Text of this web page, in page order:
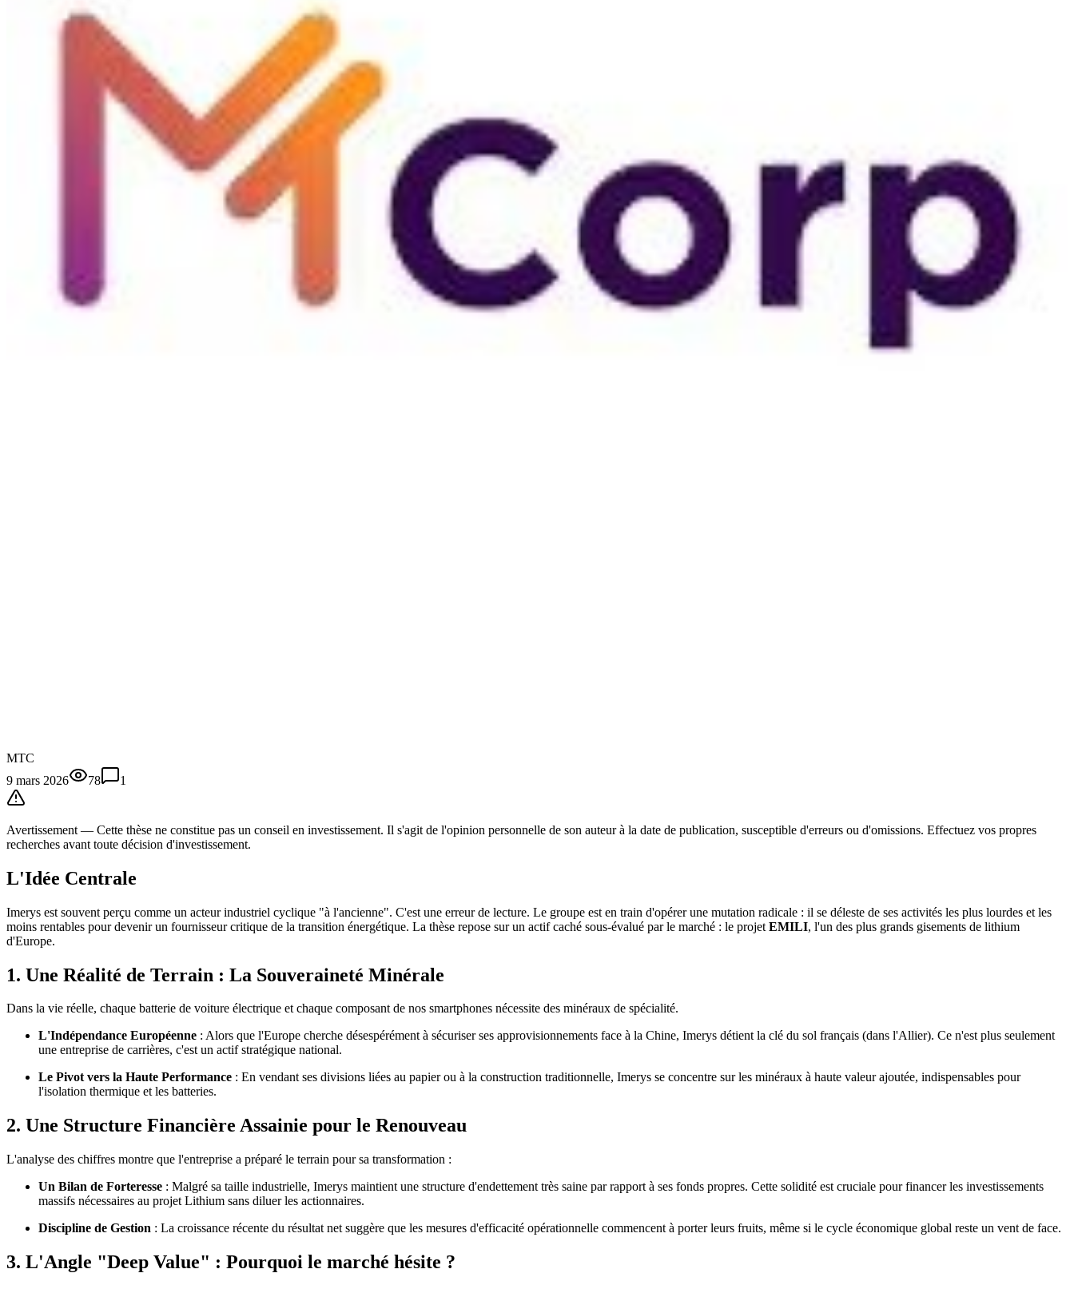
MTC
9 mars 2026
78 1
Avertissement — Cette thèse ne constitue pas un conseil en investissement. Il s'agit de l'opinion personnelle de son auteur à la date de publication, susceptible d'erreurs ou d'omissions. Effectuez vos propres
recherches avant toute décision d'investissement.
L'Idée Centrale
Imerys est souvent perçu comme un acteur industriel cyclique "à l'ancienne". C'est une erreur de lecture. Le groupe est en train d'opérer une mutation radicale : il se déleste de ses activités les plus lourdes et les
moins rentables pour devenir un fournisseur critique de la transition énergétique. La thèse repose sur un actif caché sous-évalué par le marché : le projet EMILI, l'un des plus grands gisements de lithium
d'Europe.
1. Une Réalité de Terrain : La Souveraineté Minérale
Dans la vie réelle, chaque batterie de voiture électrique et chaque composant de nos smartphones nécessite des minéraux de spécialité.
L'Indépendance Européenne : Alors que l'Europe cherche désespérément à sécuriser ses approvisionnements face à la Chine, Imerys détient la clé du sol français (dans l'Allier). Ce n'est plus seulement
une entreprise de carrières, c'est un actif stratégique national.
Le Pivot vers la Haute Performance : En vendant ses divisions liées au papier ou à la construction traditionnelle, Imerys se concentre sur les minéraux à haute valeur ajoutée, indispensables pour
l'isolation thermique et les batteries.
2. Une Structure Financière Assainie pour le Renouveau
L'analyse des chiffres montre que l'entreprise a préparé le terrain pour sa transformation :
Un Bilan de Forteresse : Malgré sa taille industrielle, Imerys maintient une structure d'endettement très saine par rapport à ses fonds propres. Cette solidité est cruciale pour financer les investissements
massifs nécessaires au projet Lithium sans diluer les actionnaires.
Discipline de Gestion : La croissance récente du résultat net suggère que les mesures d'efficacité opérationnelle commencent à porter leurs fruits, même si le cycle économique global reste un vent de face.
3. L'Angle "Deep Value" : Pourquoi le marché hésite ?